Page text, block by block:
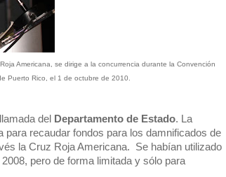
Americana, se dirige a la concurrencia durante la Convención
Puerto Rico, el 1 de octubre de 2010.
del Departamento de Estado. La
recaudar fondos para los damnificados de
la Cruz Roja Americana. Se habían utilizado
pero de forma limitada y sólo para